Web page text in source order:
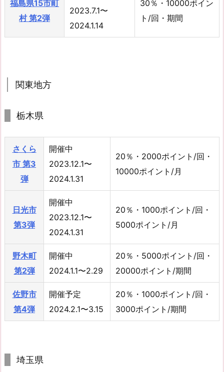
福島県15市町
村 第2弾
2023.7.1〜
2024.1.14
30％・10000ポイン
ト/回・期間
関東地方
栃木県
さくら
市 第3
弾
開催中
2023.12.1〜
2024.1.31
20％・2000ポイント/回・
10000ポイント/月
日光市
第3弾
開催中
2023.12.1〜
2024.1.31
20％・1000ポイント/回・
5000ポイント/月
野木町
第2弾
開催中
2024.1.1〜2.29
20％・5000ポイント/回・
20000ポイント/期間
佐野市
第4弾
開催予定
2024.2.1〜3.15
20％・1000ポイント/回・
3000ポイント/期間
埼玉県